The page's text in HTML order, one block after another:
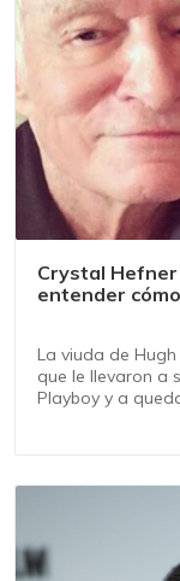
Crystal
entender
La viuda de
que le llevaron a
Playboy y a